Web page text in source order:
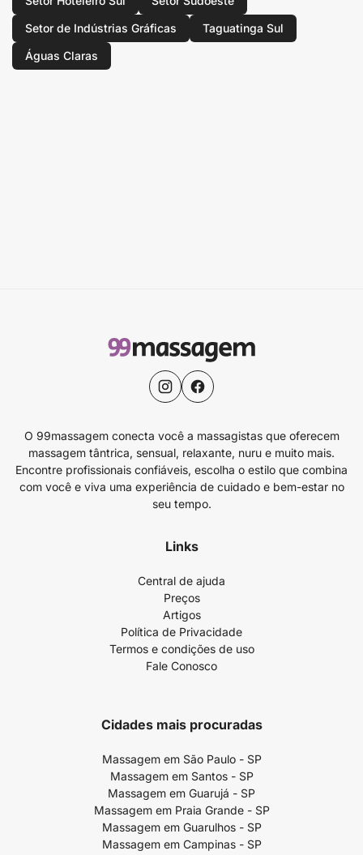
Setor de Indústrias Gráficas
Taguatinga Sul
Águas Claras
O 99massagem conecta você a massagistas que oferecem
massagem tântrica, sensual, relaxante, nuru e muito mais.
Encontre profissionais confiáveis, escolha o estilo que combina
com você e viva uma experiência de cuidado e bem-estar no
seu tempo.
Links
Central de ajuda
Preços
Artigos
Política de Privacidade
Termos e condições de uso
Fale Conosco
Cidades mais procuradas
Massagem em São Paulo - SP
Massagem em Santos - SP
Massagem em Guarujá - SP
Massagem em Praia Grande - SP
Massagem em Guarulhos - SP
Massagem em Campinas - SP